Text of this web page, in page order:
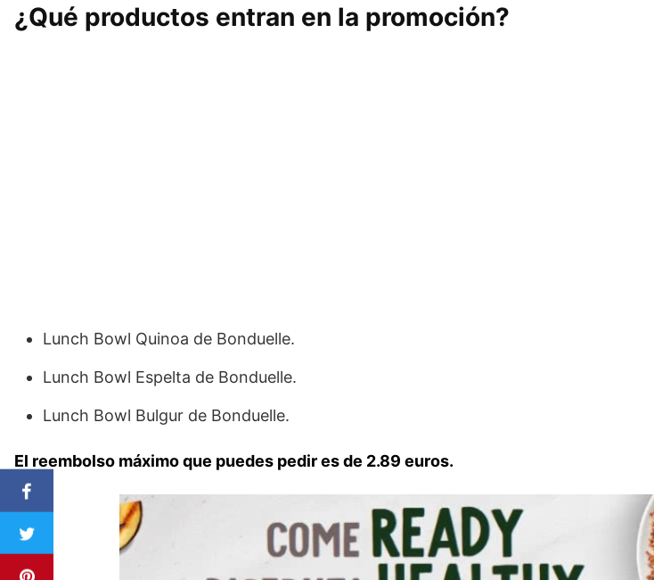
¿Qué productos entran en la promoción?
Lunch Bowl Quinoa de Bonduelle.
Lunch Bowl Espelta de Bonduelle.
Lunch Bowl Bulgur de Bonduelle.
El reembolso máximo que puedes pedir es de 2.89 euros.